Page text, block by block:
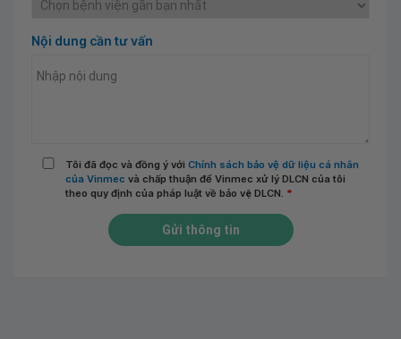
Nội dung cần tư vấn
Tôi đã đọc và đồng ý với Chính sách bảo vệ dữ liệu cá nhân
của Vinmec và chấp thuận để Vinmec xử lý DLCN của tôi
theo quy định của pháp luật về bảo vệ DLCN. *
Gửi thông tin